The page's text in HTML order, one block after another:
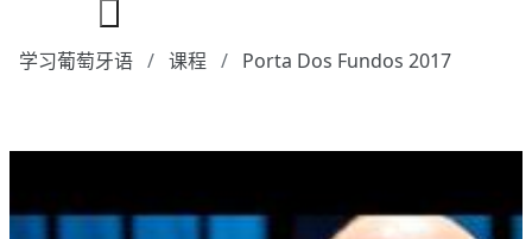
学习葡萄牙语 课程 Porta Dos Fundos 2017